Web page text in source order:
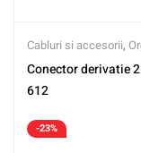
Cabluri si accesorii,
Conector derivatie
612
-23%